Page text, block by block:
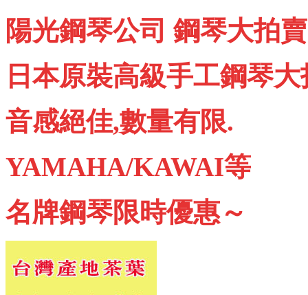
陽光鋼琴公司 鋼琴大拍賣
日本原裝高級手工鋼琴
音感絕佳,數量有限.
YAMAHA/KAWAI等
名牌鋼琴限時優惠～